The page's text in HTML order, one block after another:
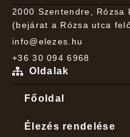
2000 Szentendre, Rózsa
(bejárat a Rózsa utca
info@elezes.hu
+36 30 094 6968
Oldalak
Főoldal
Élezés rendelése